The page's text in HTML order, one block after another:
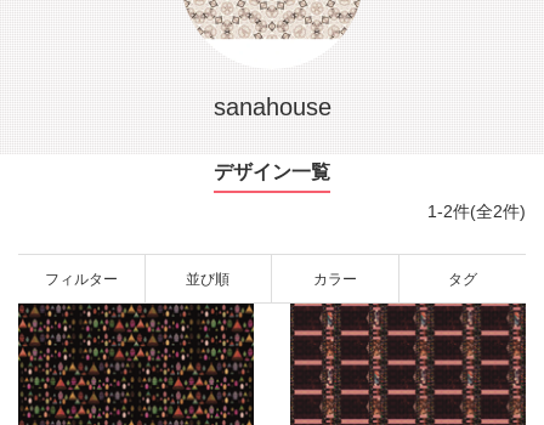
sanahouse
デザイン一覧
1-2件(全2件)
フィルター 並び順 カラー タグ